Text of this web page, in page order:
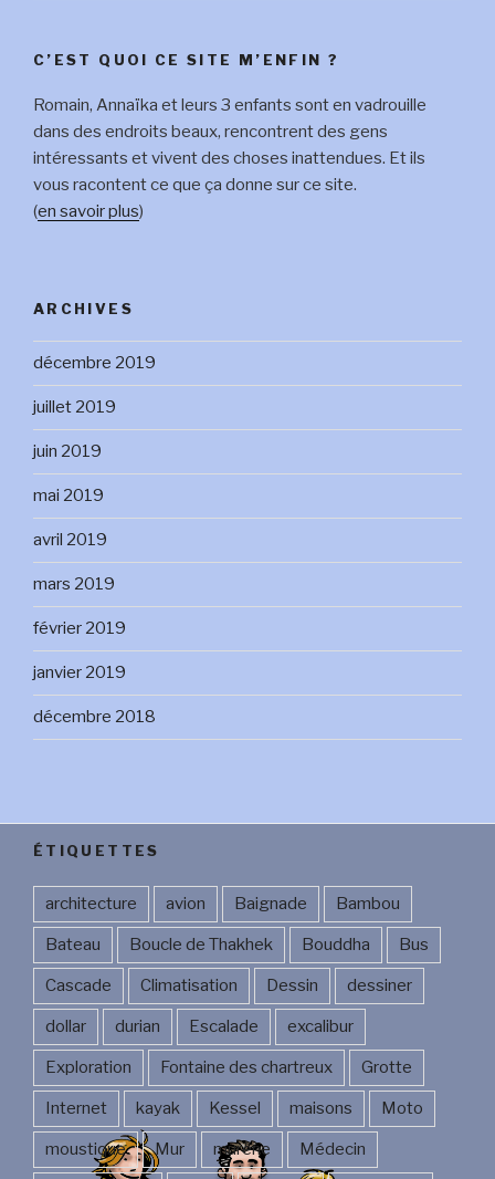
C’EST QUOI CE SITE M’ENFIN ?
Romain, Annaïka et leurs 3 enfants sont en vadrouille
dans des endroits beaux, rencontrent des gens
intéressants et vivent des choses inattendues. Et ils
vous racontent ce que ça donne sur ce site.
(en savoir plus)
ARCHIVES
décembre 2019
juillet 2019
juin 2019
mai 2019
avril 2019
mars 2019
février 2019
janvier 2019
décembre 2018
ÉTIQUETTES
architecture avion Baignade Bambou
Bateau Boucle de Thakhek Bouddha Bus
Cascade Climatisation Dessin dessiner
dollar durian Escalade excalibur
Exploration Fontaine des chartreux Grotte
Internet kayak Kessel maisons Moto
moustique Mur murène Médecin